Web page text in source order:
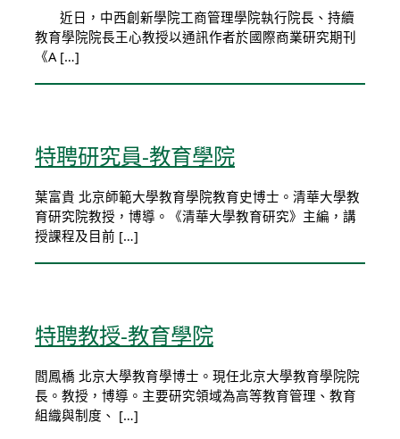
近日，中西創新學院工商管理學院執行院長、持續
教育學院院長王心教授以通訊作者於國際商業研究期刊
《A […]
特聘研究員-教育學院
葉富貴 北京師範大學教育學院教育史博士。清華大學教
育研究院教授，博導。《清華大學教育研究》主編，講
授課程及目前 […]
特聘教授-教育學院
閻鳳橋 北京大學教育學博士。現任北京大學教育學院院
長。教授，博導。主要研究領域為高等教育管理、教育
組織與制度、 […]